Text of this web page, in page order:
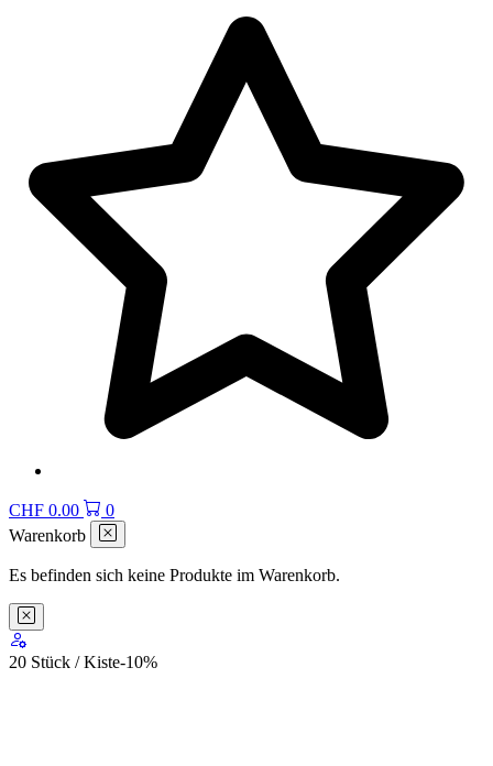
CHF 0.00
0
Warenkorb
Es befinden sich keine Produkte im Warenkorb.
20 Stück / Kiste-10%